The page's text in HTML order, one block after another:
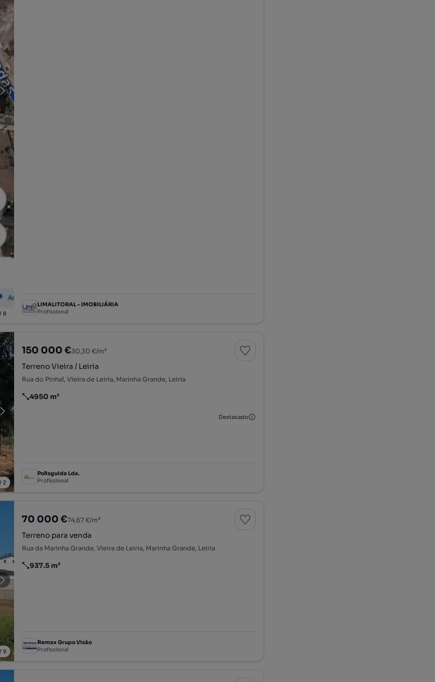
8
LIMALITORAL - IMOBILIÁRIA
Profissional
2
150 000 €30,30 €/m²
Terreno Vieira / Leiria
Rua do Pinhal, Vieira de Leiria, Marinha Grande, Leiria
Preço por metro quadrado
4950 m²
Destacado
Polisguida Lda.
Profissional
9
70 000 €74,67 €/m²
Terreno para venda
Rua da Marinha Grande, Vieira de Leiria, Marinha Grande, Leiria
Preço por metro quadrado
937.5 m²
Remax Grupo Visão
Profissional